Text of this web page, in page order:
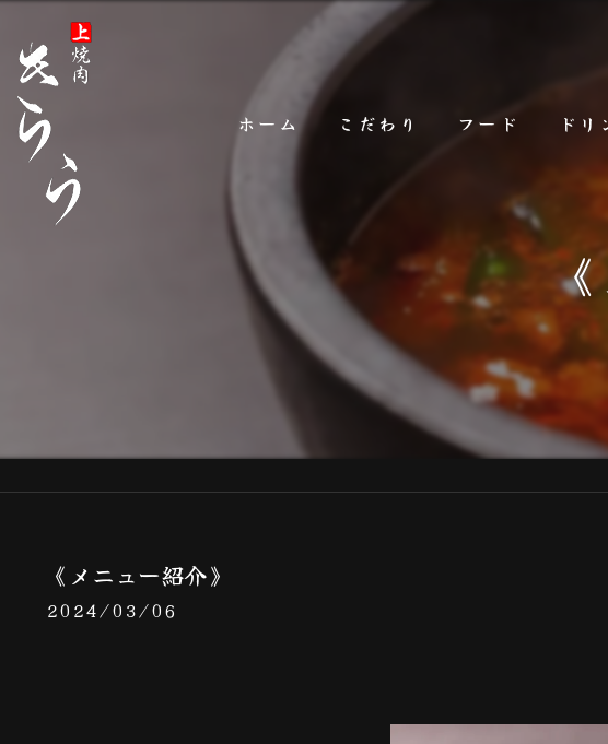
ホーム こだわり フード ドリ
《メニュー紹介》
2024/03/06